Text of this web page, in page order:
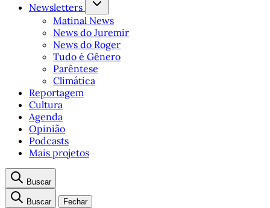
Newsletters
Matinal News
News do Juremir
News do Roger
Tudo é Gênero
Parêntese
Climática
Reportagem
Cultura
Agenda
Opinião
Podcasts
Mais projetos
Buscar
Buscar Fechar